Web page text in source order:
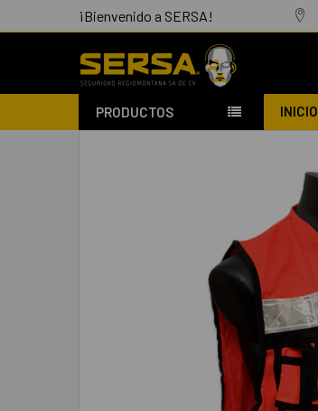
¡Bienvenido a SERSA!
PRODUCTOS INICIO